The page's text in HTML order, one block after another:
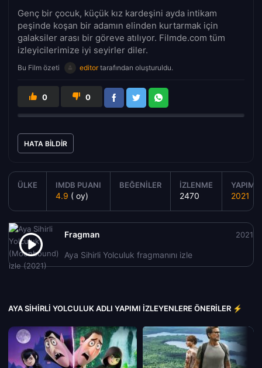
Genç bir çocuk, küçük kız kardeşini ayda intikam
peşinde koşan bir adamın elinden kurtarmak için
galaksiler arası bir göreve atılıyor. Filmde.com tüm
izleyicilerimize iyi seyirler diler.
Bu Film özeti editortarafından oluşturuldu.
0 0
HATA BILDIR
ÜLKE IMDB PUANI
4.9 ( oy)
BEĞENILER İZLENME
2470
YAPIM
2021
Fragman
Aya Sihirli Yolculuk fragmanını izle
2021
AYA SIHIRLI YOLCULUK ADLI YAPIMI İZLEYENLERE ÖNERILER ⚡